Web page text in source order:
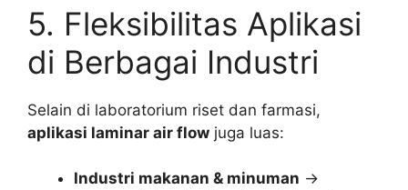
5. Fleksibilitas Aplikasi
di Berbagai Industri
Selain di laboratorium riset dan farmasi,
aplikasi laminar air flow juga luas:
Industri makanan & minuman →